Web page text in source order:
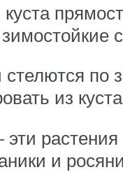
стелются
из
и